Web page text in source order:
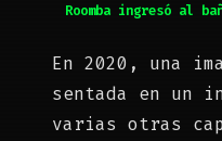
Roomba ingresó al
En 2020, una
sentada en un
varias otras